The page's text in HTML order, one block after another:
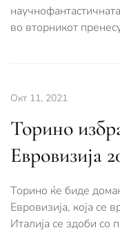
во вторникот
Окт 11, 2021
Торино
Евровизија
Торино ќе биде
Евровизија, која се
Италија се здоби со